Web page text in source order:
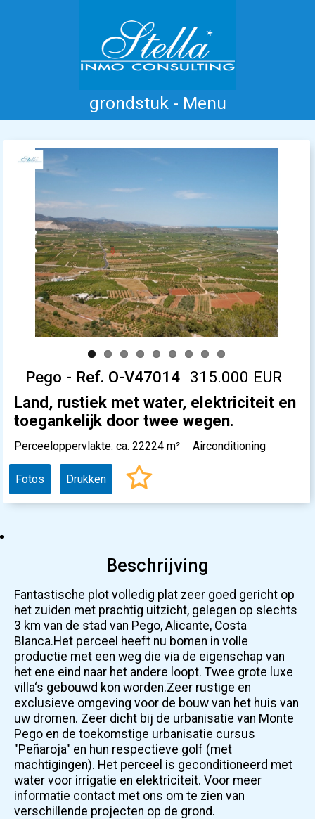
grondstuk - Menu
Home Costa Blanca Koop Huur
Nieuwbouw
Informatie
Contact
Previous Next
Pego - Ref. O-V47014 315.000 EUR
Land, rustiek met water, elektriciteit en
toegankelijk door twee wegen.
Perceeloppervlakte: ca. 22224 m² Airconditioning
Fotos Drukken
Beschrijving
Fantastische plot volledig plat zeer goed gericht op
het zuiden met prachtig uitzicht, gelegen op slechts
3 km van de stad van Pego, Alicante, Costa
Blanca.Het perceel heeft nu bomen in volle
productie met een weg die via de eigenschap van
het ene eind naar het andere loopt. Twee grote luxe
villa‘s gebouwd kon worden.Zeer rustige en
exclusieve omgeving voor de bouw van het huis van
uw dromen. Zeer dicht bij de urbanisatie van Monte
Pego en de toekomstige urbanisatie cursus
"Peñaroja" en hun respectieve golf (met
machtigingen). Het perceel is geconditioneerd met
water voor irrigatie en elektriciteit. Voor meer
informatie contact met ons om te zien van
verschillende projecten op de grond.